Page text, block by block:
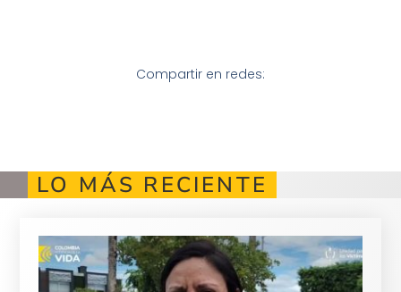
Compartir en redes:
LO MÁS RECIENTE